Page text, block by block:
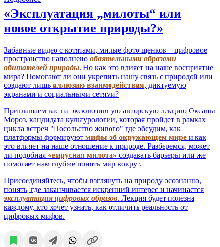
«Эксплуатация „милоты“ или
новое открытие природы?»
Забавные видео с котятами, милые фото щенков – цифровое
пространство наполнено обаятельными образами
обитателей природы. Но как это влияет на наше восприятие
мира? Помогают ли они укрепить нашу связь с природой или
создают лишь иллюзию взаимодействия, диктуемую
экранами и социальными сетями?
Приглашаем вас на эксклюзивную авторскую лекцию Оксаны
Мороз, кандидата культурологии, которая пройдет в рамках
цикла встреч "Посольство живого" где обсудим, как
платформы формируют мифы об окружающем мире и как
это влияет на наше отношение к природе. Разберемся, может
ли подобная «вирусная милота» создавать барьеры или же
помогает нам глубже понять мир вокруг.
Присоединяйтесь, чтобы взглянуть на природу осознанно,
понять, где заканчивается искренний интерес и начинается
эксплуатация цифровых образов. Лекция будет полезна
каждому, кто хочет узнать, как отличить реальность от
цифровых мифов.